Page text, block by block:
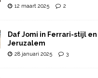
12 maart 2025 2
Daf Jomi in Ferrari-stijl
Jeruzalem
28 januari 2025 3